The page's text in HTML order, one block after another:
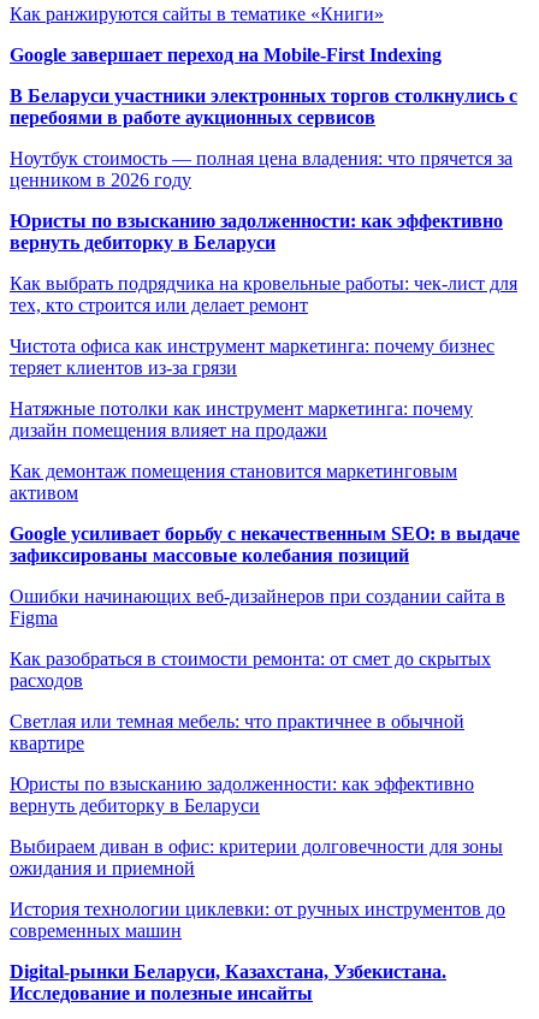
Как ранжируются сайты в тематике «Книги»
Google завершает переход на Mobile-First Indexing
В Беларуси участники электронных торгов столкнулись с
перебоями в работе аукционных сервисов
Ноутбук стоимость — полная цена владения: что прячется за
ценником в 2026 году
Юристы по взысканию задолженности: как эффективно
вернуть дебиторку в Беларуси
Как выбрать подрядчика на кровельные работы: чек-лист для
тех, кто строится или делает ремонт
Чистота офиса как инструмент маркетинга: почему бизнес
теряет клиентов из-за грязи
Натяжные потолки как инструмент маркетинга: почему
дизайн помещения влияет на продажи
Как демонтаж помещения становится маркетинговым
активом
Google усиливает борьбу с некачественным SEO: в выдаче
зафиксированы массовые колебания позиций
Ошибки начинающих веб-дизайнеров при создании сайта в
Figma
Как разобраться в стоимости ремонта: от смет до скрытых
расходов
Светлая или темная мебель: что практичнее в обычной
квартире
Юристы по взысканию задолженности: как эффективно
вернуть дебиторку в Беларуси
Выбираем диван в офис: критерии долговечности для зоны
ожидания и приемной
История технологии циклевки: от ручных инструментов до
современных машин
Digital-рынки Беларуси, Казахстана, Узбекистана.
Исследование и полезные инсайты